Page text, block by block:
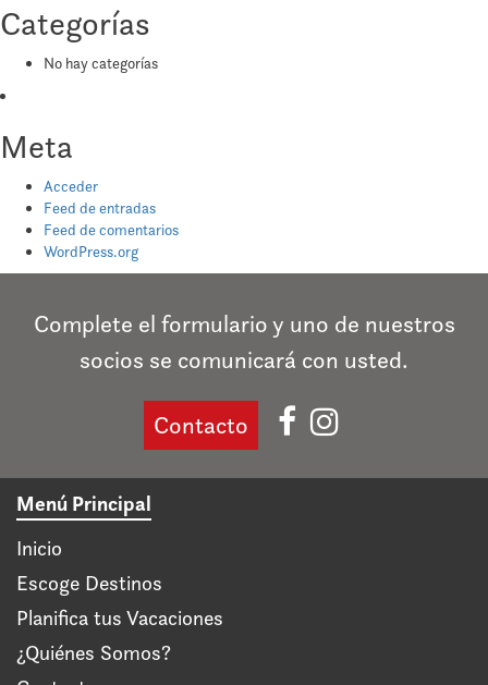
Categorías
No hay categorías
Meta
Acceder
Feed de entradas
Feed de comentarios
WordPress.org
Complete el formulario y uno de nuestros
socios se comunicará con usted.
Contacto
Menú Principal
Inicio
Escoge Destinos
Planifica tus Vacaciones
¿Quiénes Somos?